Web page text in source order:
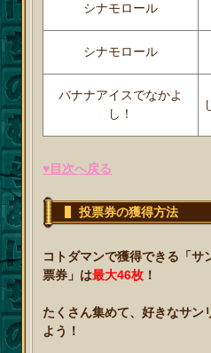
シナモロール
シナモロール
バナナアイスでなかよ
し！
♥目次へ戻る
投票券の獲得方法
コトダマンで獲得できる「サ
票券」は最大46枚 ！
たくさん集めて、好きなサン
よう！